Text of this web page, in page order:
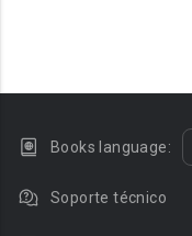
Books language:
Soporte técnico